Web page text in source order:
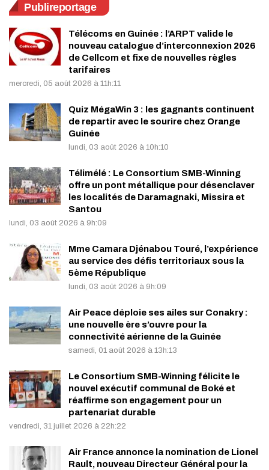
Publireportage
Télécoms en Guinée : l’ARPT valide le
nouveau catalogue d’interconnexion 2026
de Cellcom et fixe de nouvelles règles
tarifaires
mercredi, 05 août 2026 à 11h:11
Quiz MégaWin 3 : les gagnants continuent
de repartir avec le sourire chez Orange
Guinée
lundi, 03 août 2026 à 10h:10
Télimélé : Le Consortium SMB-Winning
offre un pont métallique pour désenclaver
les localités de Daramagnaki, Missira et
Santou
lundi, 03 août 2026 à 9h:09
Mme Camara Djénabou Touré, l’expérience
au service des défis territoriaux sous la
5ème République
lundi, 03 août 2026 à 9h:09
Air Peace déploie ses ailes sur Conakry :
une nouvelle ère s’ouvre pour la
connectivité aérienne de la Guinée
samedi, 01 août 2026 à 13h:13
Le Consortium SMB-Winning félicite le
nouvel exécutif communal de Boké et
réaffirme son engagement pour un
partenariat durable
vendredi, 31 juillet 2026 à 22h:22
Air France annonce la nomination de Lionel
Rault, nouveau Directeur Général pour la